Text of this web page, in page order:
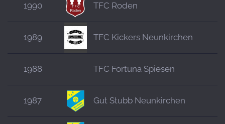
1990 TFC Roden
1989 TFC Kickers Neunkirchen
1988 TFC Fortuna Spiesen
1987 Gut Stubb Neunkirchen